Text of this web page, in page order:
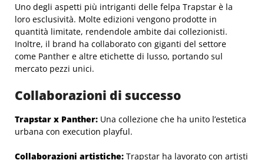
Uno degli aspetti più intriganti delle felpa Trapstar è la
loro esclusività. Molte edizioni vengono prodotte in
quantità limitate, rendendole ambite dai collezionisti.
Inoltre, il brand ha collaborato con giganti del settore
come Panther e altre etichette di lusso, portando sul
mercato pezzi unici.
Collaborazioni di successo
Trapstar x Panther: Una collezione che ha unito l’estetica
urbana con execution playful.
Collaborazioni artistiche: Trapstar ha lavorato con artisti